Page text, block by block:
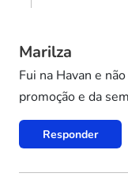
Marilza
Fui na Havan e
promoção e da
Responder